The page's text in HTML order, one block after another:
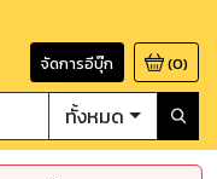
จัดการอีบุ๊ก (0)
ทั้งหมด